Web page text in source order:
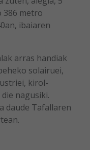
386 metro
ibaiaren
arras handiak
solairuei,
kirol-
nagusiki.
daude Tafallaren